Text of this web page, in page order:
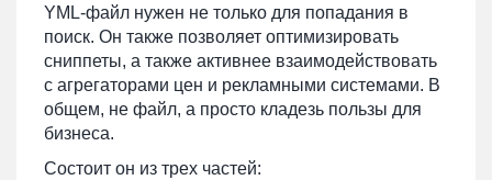
YML-файл нужен не только для попадания в
поиск. Он также позволяет оптимизировать
сниппеты, а также активнее взаимодействовать
с агрегаторами цен и рекламными системами. В
общем, не файл, а просто кладезь пользы для
бизнеса.
Состоит он из трех частей: